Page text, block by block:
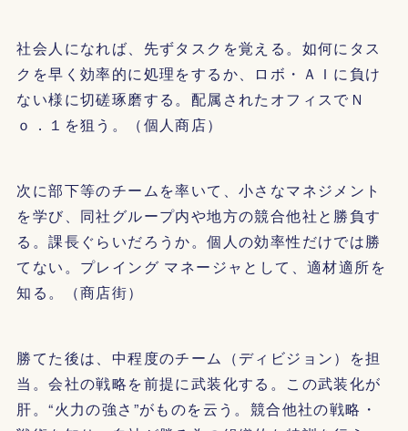
社会人になれば、先ずタスクを覚える。如何にタス
クを早く効率的に処理をするか、ロボ・ＡＩに負け
ない様に切磋琢磨する。配属されたオフィスでＮ
ｏ．１を狙う。（個人商店）
次に部下等のチームを率いて、小さなマネジメント
を学び、同社グループ内や地方の競合他社と勝負す
る。課長ぐらいだろうか。個人の効率性だけでは勝
てない。プレイング マネージャとして、適材適所を
知る。（商店街）
勝てた後は、中程度のチーム（ディビジョン）を担
当。会社の戦略を前提に武装化する。この武装化が
肝。“火力の強さ”がものを云う。競合他社の戦略・